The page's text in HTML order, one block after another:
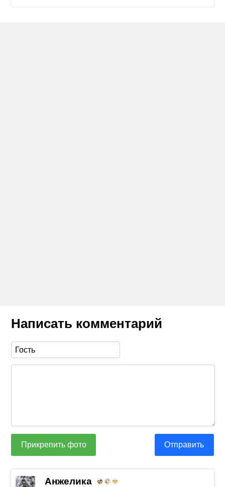
Написать комментарий
Прикрепить фото Отправить
Анжелика